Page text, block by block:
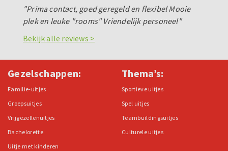
"Prima contact, goed geregeld en flexibel Mooie
plek en leuke "rooms" Vriendelijk personeel"
Bekijk alle reviews >
Gezelschappen:
Familie-uitjes
Groepsuitjes
Vrijgezellenuitjes
Bachelorette
Uitje met kinderen
Thema’s:
Sportieve uitjes
Spel uitjes
Teambuildingsuitjes
Culturele uitjes